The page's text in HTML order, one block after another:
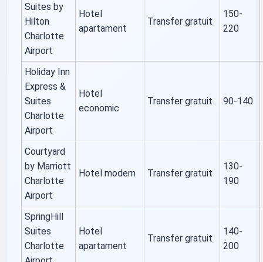
Suites by
Hilton
Charlotte
Airport
Hotel
apartament
Transfer gratuit
150-
220
Holiday Inn
Express &
Suites
Charlotte
Airport
Hotel
economic
Transfer gratuit 90-140
Courtyard
by Marriott
Charlotte
Airport
Hotel modern Transfer gratuit
130-
190
SpringHill
Suites
Charlotte
Hotel
apartament
Transfer gratuit
140-
200